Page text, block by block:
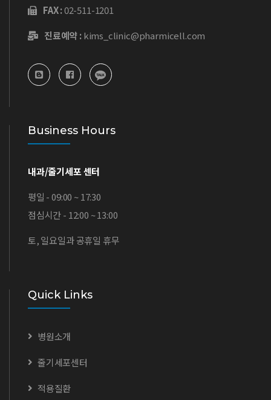
FAX :02-511-1201
진료예약 :kims_clinic@pharmicell.com
Business Hours
내과/줄기세포 센터
평일 - 09:00 ~ 17:30
점심시간 - 12:00 ~ 13:00
토, 일요일과 공휴일 휴무
Quick Links
병원소개
줄기세포센터
적용질환